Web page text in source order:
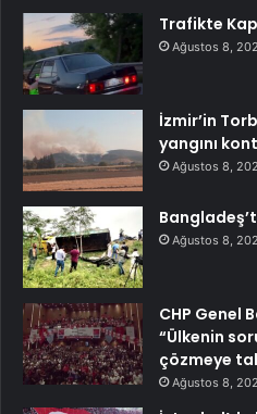
Trafikte
Ağustos 8,
İzmir’in
yangını
Ağustos 8,
Ağustos 8,
CHP Genel
“Ülkenin
çözmeye
Ağustos 8,